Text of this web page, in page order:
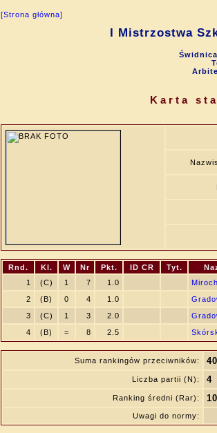
[Strona główna]
I Mistrzostwa
Karta
Rnd. Kl. W Nr Pkt. ID CR Tyt.
1
(C) 1 7 1.0
2
(B) 0 4 1.0
3
(C) 1 3 2.0
4
(B) = 8 2.5
Suma rankingów przeciwników:
Liczba partii (N): 4
Ranking średni (Rar):
Uwagi do normy: